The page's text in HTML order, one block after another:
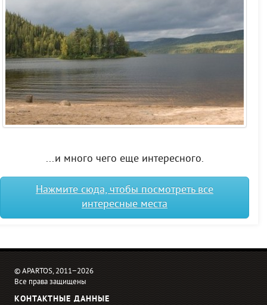
...и много чего еще интересного.
Нажмите сюда, чтобы посмотреть все
интересные места
© APARTOS, 2011−2026
Все права защищены
КОНТАКТНЫЕ ДАННЫЕ